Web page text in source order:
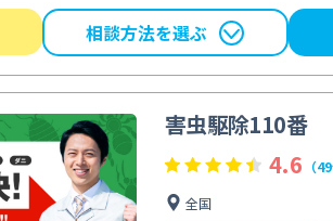
相談方法を選ぶ
害虫駆除110番
4.6 （
全国